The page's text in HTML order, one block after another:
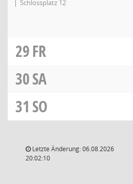
Schlossplatz 12
29FR
30SA
31 SO
Letzte Änderung: 06.08.2026
20:02:10